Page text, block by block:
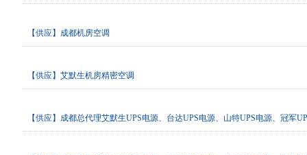
【供应】成都机房空调
【供应】艾默生机房精密空调
【供应】成都总代理艾默生UPS电源、台达UPS电源、山特UPS电源、冠军